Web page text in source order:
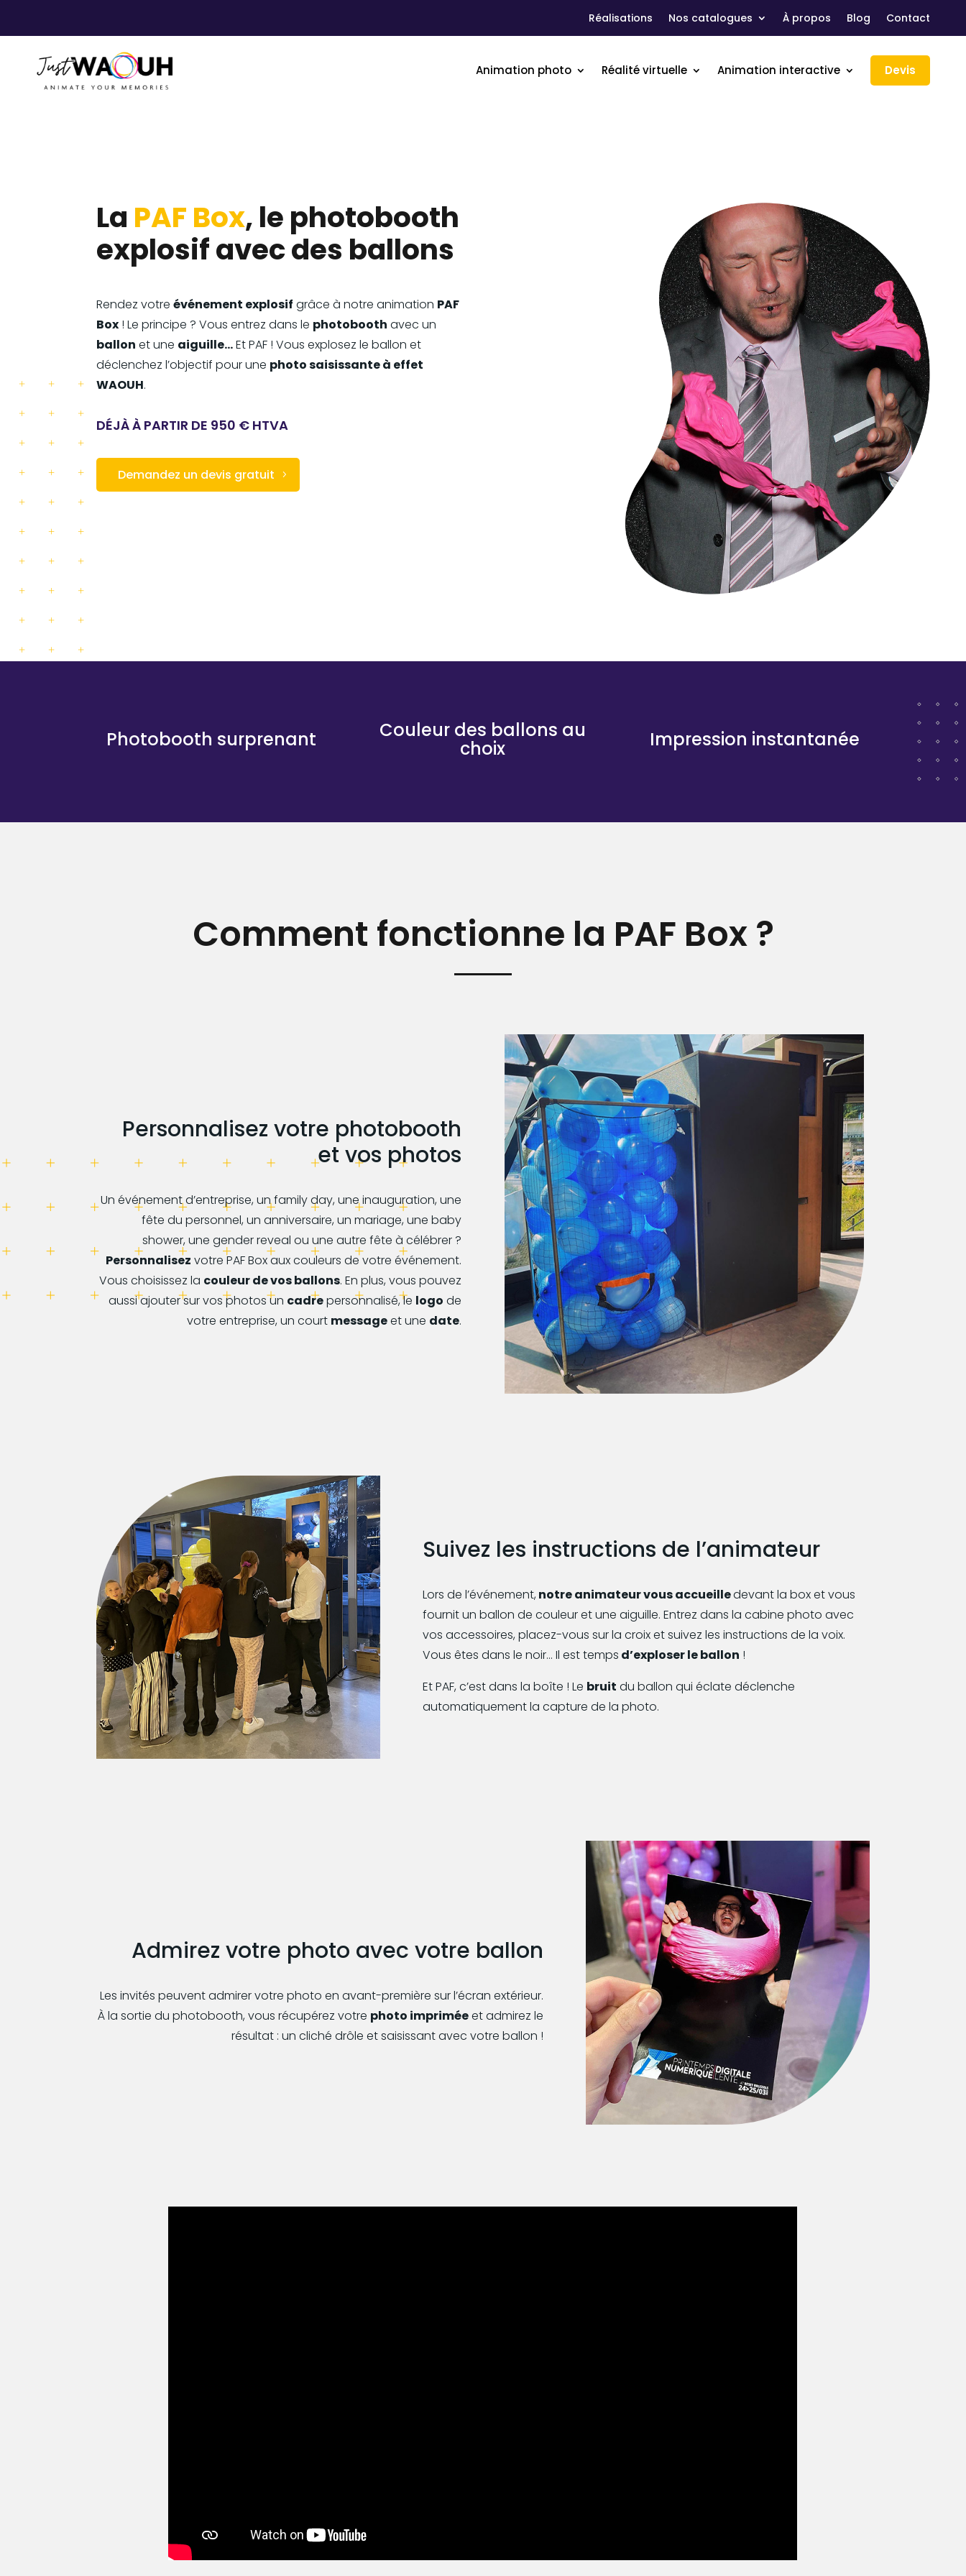
Réalisations Nos catalogues À propos Blog Contact
Animation photo Réalité virtuelle Animation interactive Devis
La PAF Box, le photobooth
explosif avec des ballons
Rendez votreévénement explosif grâce à notre animation PAF
Box ! Le principe ? Vous entrez dans le photobooth avec un
ballon et une aiguille…Et PAF ! Vous explosez le ballon et
déclenchez l’objectif pour une photo saisissante à effet
WAOUH.
DÉJÀ À PARTIR DE 950 € HTVA
Demandez un devis gratuit
Photobooth surprenant Couleur des ballons au
choix Impression instantanée
Comment fonctionne la PAF Box ?
Personnalisez votre photobooth
et vos photos
Un événement d’entreprise, un family day, une inauguration, une
fête du personnel, un anniversaire, un mariage, une baby
shower, une gender reveal ou une autre fête à célébrer ?
Personnalisez votre PAF Box aux couleurs de votre événement.
Vous choisissez la couleur de vos ballons. En plus, vous pouvez
aussi ajouter sur vos photos un cadrepersonnalisé, le logo de
votre entreprise, un court messageet une date.
Suivez les instructions de l’animateur
Lors de l’événement, notre animateur vous accueilledevant la box et vous
fournit un ballon de couleur et une aiguille. Entrez dans la cabine photo avec
vos accessoires, placez-vous sur la croix et suivez les instructions de la voix.
Vous êtes dans le noir… Il est temps d’exploser le ballon !
Et PAF, c’est dans la boîte ! Le bruit du ballon qui éclate déclenche
automatiquement la capture de la photo.
Admirez votre photo avec votre ballon
Les invités peuvent admirer votre photo en avant-première sur l’écran extérieur.
À la sortie du photobooth, vous récupérez votre photo impriméeet admirez le
résultat : un cliché drôle et saisissant avec votre ballon !